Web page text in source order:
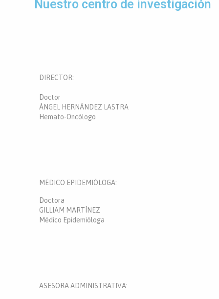
Nuestro centro de investigación
DIRECTOR:
Doctor
ÁNGEL HERNÁNDEZ LASTRA
Hemato-Oncólogo
MÉDICO EPIDEMIÓLOGA:
Doctora
GILLIAM MARTÍNEZ
Médico Epidemióloga
ASESORA ADMINISTRATIVA: